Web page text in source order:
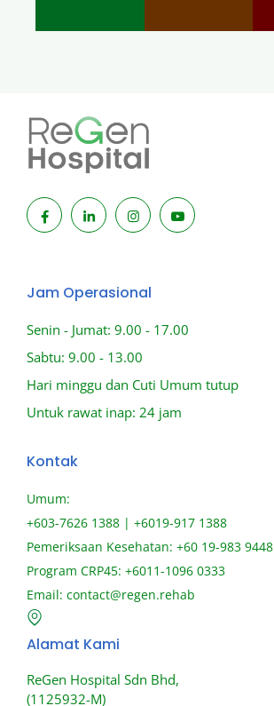
Jam Operasional
Senin - Jumat: 9.00 - 17.00
Sabtu: 9.00 - 13.00
Hari minggu dan Cuti Umum tutup
Untuk rawat inap: 24 jam
Kontak
Umum:
+603-7626 1388 | +6019-917 1388
Pemeriksaan Kesehatan: +60 19-983 9448
Program CRP45: +6011-1096 0333
Email: contact@regen.rehab
Alamat Kami
ReGen Hospital Sdn Bhd,
(1125932-M)